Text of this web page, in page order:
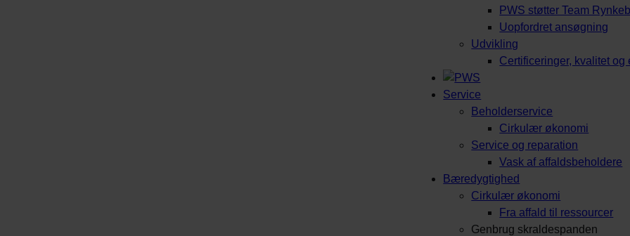
PWS støtter Team
Uopfordret ansøgning
Udvikling
Certificeringer, kvalitet og
Service
Beholderservice
Cirkulær økonomi
Service og reparation
Vask af affaldsbeholdere
Bæredygtighed
Cirkulær økonomi
Fra affald til ressourcer
Genbrug skraldespanden